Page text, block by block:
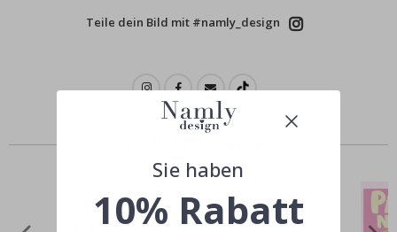
Teile dein Bild mit #namly_design
Ähnliche Produkte
Sie haben
10% Rabatt